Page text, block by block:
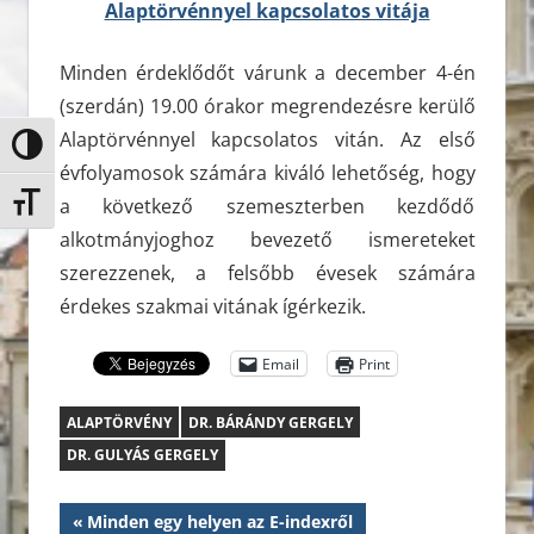
Nagy kontraszt váltása
Betűméret váltása
Minden érdeklődőt várunk a december 4-én
(szerdán) 19.00 órakor megrendezésre kerülő
Alaptörvénnyel kapcsolatos vitán. Az első
évfolyamosok számára kiváló lehetőség, hogy
a következő szemeszterben kezdődő
alkotmányjoghoz bevezető ismereteket
szerezzenek, a felsőbb évesek számára
érdekes szakmai vitának ígérkezik.
Email Print
ALAPTÖRVÉNY
DR. BÁRÁNDY GERGELY
DR. GULYÁS GERGELY
Bejegyzés
Previous
Minden egy helyen az E-indexről